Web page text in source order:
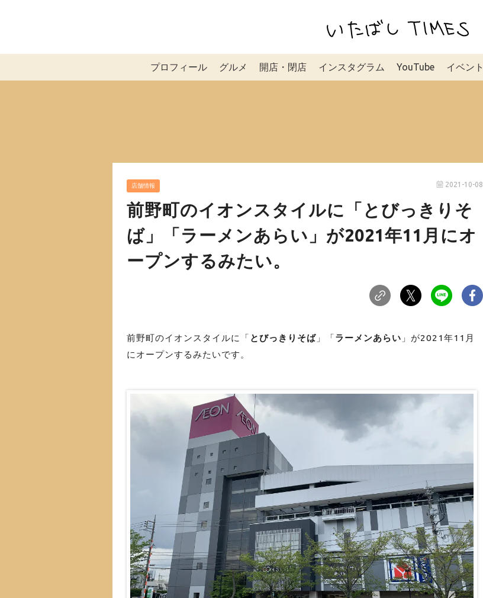
プロフィール グルメ 開店・閉店 インスタグラム YouTube イベント
店舗情報 2021-10-08
前野町のイオンスタイルに「とびっきりそ
ば」「ラーメンあらい」が2021年11月にオ
ープンするみたい。
前野町のイオンスタイルに「 とびっきりそば」「ラーメンあらい 」が2021年11月
にオープンするみたいです。